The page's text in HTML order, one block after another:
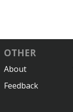
OTHER
About
Feedback